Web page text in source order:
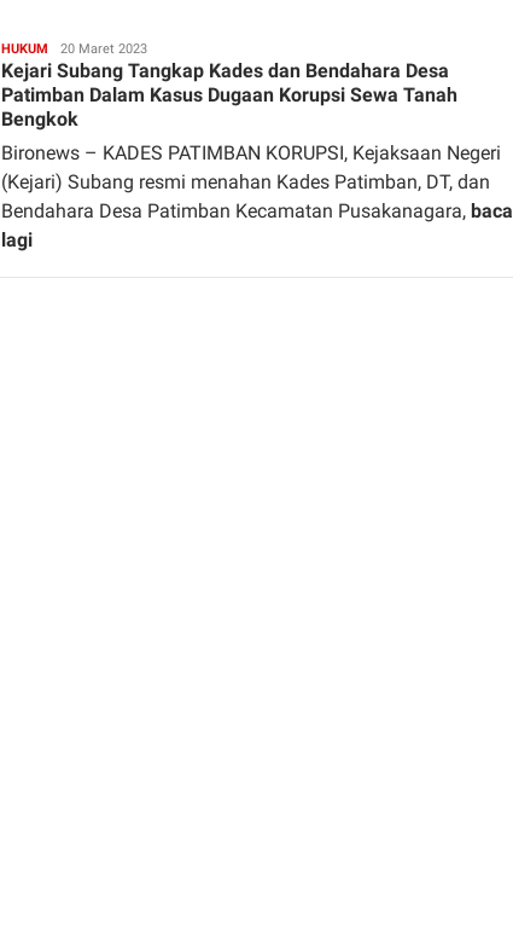
HUKUM Redaksi
20 Maret 2023
Kejari Subang Tangkap Kades dan Bendahara Desa
Patimban Dalam Kasus Dugaan Korupsi Sewa Tanah
Bengkok
Bironews – KADES PATIMBAN KORUPSI, Kejaksaan Negeri
(Kejari) Subang resmi menahan Kades Patimban, DT, dan
Bendahara Desa Patimban Kecamatan Pusakanagara, baca
lagi